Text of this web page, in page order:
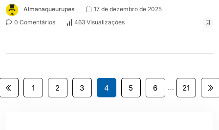
Almanaqueurupes
17 de dezembro de 2025
0 Comentários
463 Visualizações
1 2 3 4 5 6 … 21